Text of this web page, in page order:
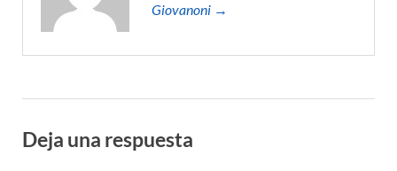
Giovanoni →
Deja una respuesta